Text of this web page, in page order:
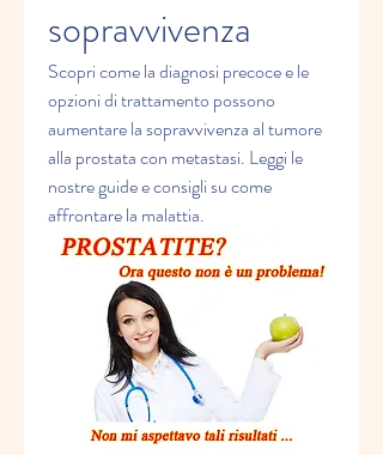
sopravvivenza
Scopri come la diagnosi precoce e le
opzioni di trattamento possono
aumentare la sopravvivenza al tumore
alla prostata con metastasi. Leggi le
nostre guide e consigli su come
affrontare la malattia.